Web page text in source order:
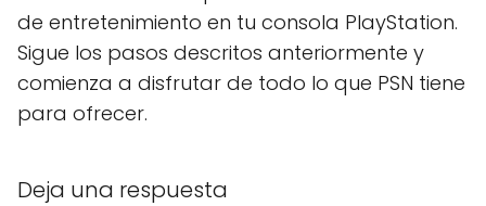
de entretenimiento en tu consola PlayStation.
Sigue los pasos descritos anteriormente y
comienza a disfrutar de todo lo que PSN tiene
para ofrecer.
Deja una respuesta